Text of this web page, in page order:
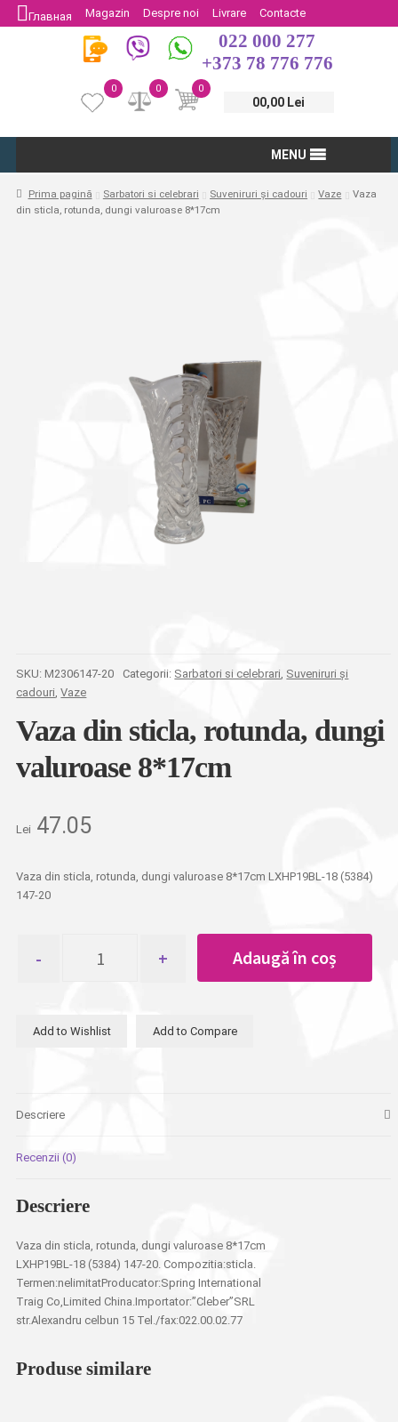
Главная Magazin Despre noi Livrare
Contacte
Protectia Consumatorului
Întoarcere
022 000 277
+373 78 776 776
0
00,00 Lei
0
0
MENU
Prima pagină Sarbatori si celebrari Suveniruri și cadouri Vaze
Vaza
din sticla, rotunda, dungi valuroase 8*17cm
SKU: M2306147-20 Categorii: Sarbatori si celebrari, Suveniruri și
cadouri,Vaze
Vaza din sticla, rotunda, dungi
valuroase 8*17cm
Lei 47.05
Vaza din sticla, rotunda, dungi valuroase 8*17cm LXHP19BL-18 (5384)
147-20
Vaza
dungi
Adaugă în coș
Add to Wishlist Add to Compare
Descriere
Recenzii (0)
Descriere
Vaza din sticla, rotunda, dungi valuroase 8*17cm
LXHP19BL-18 (5384) 147-20. Compozitia:sticla.
Termen:nelimitatProducator:Spring International
Traig Co,Limited China.Importator:”Cleber”SRL
str.Alexandru celbun 15 Tel./fax:022.00.02.77
Produse similare